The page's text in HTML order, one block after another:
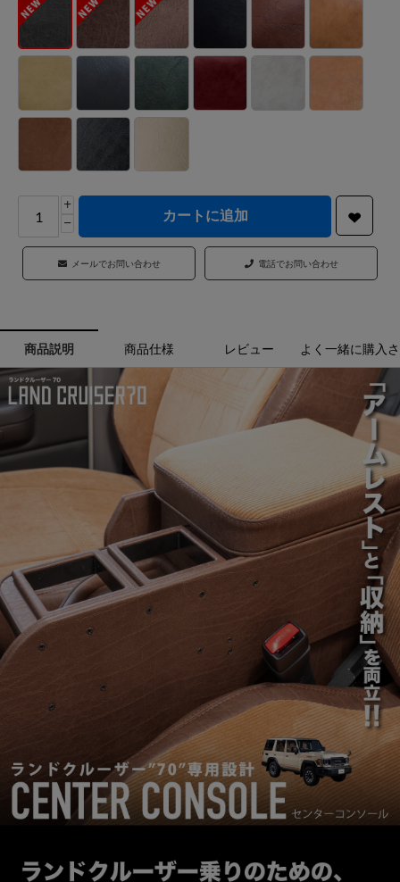
+
−
カートに追加
メールでお問い合わせ 電話でお問い合わせ
商品説明 商品仕様 レビュー よく一緒に購入